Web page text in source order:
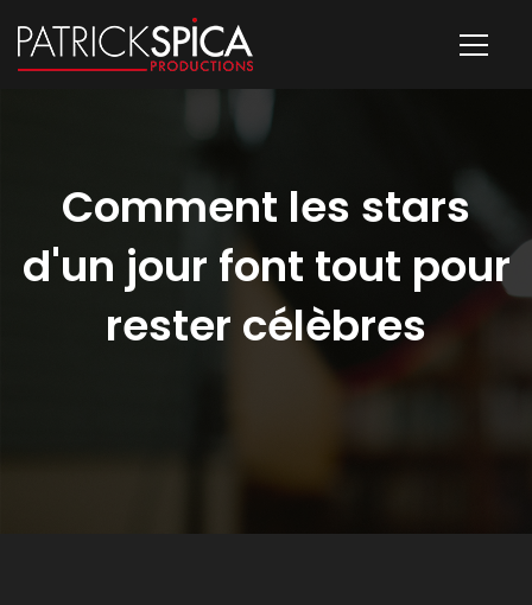
Comment les stars
d'un jour font tout pour
rester célèbres